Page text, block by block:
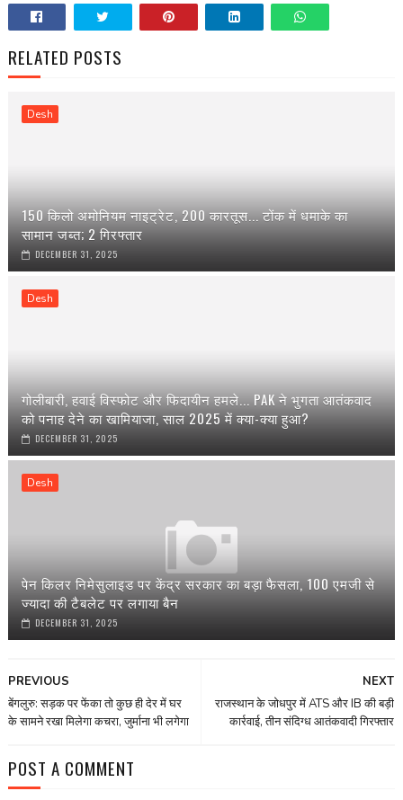
RELATED POSTS
Desh
150 किलो अमोनियम नाइट्रेट, 200 कारतूस... टोंक में धमाके का
सामान जब्त; 2 गिरफ्तार
DECEMBER 31, 2025
Desh
गोलीबारी, हवाई विस्फोट और फिदायीन हमले... PAK ने भुगता आतंकवाद
को पनाह देने का खामियाजा, साल 2025 में क्या-क्या हुआ?
DECEMBER 31, 2025
Desh
पेन किलर निमेसुलाइड पर केंद्र सरकार का बड़ा फैसला, 100 एमजी से
ज्यादा की टैबलेट पर लगाया बैन
DECEMBER 31, 2025
NEXT
राजस्थान के जोधपुर में ATS और IB की बड़ी
कार्रवाई, तीन संदिग्ध आतंकवादी गिरफ्तार
PREVIOUS
बेंगलुरु: सड़क पर फेंका तो कुछ ही देर में घर
के सामने रखा मिलेगा कचरा, जुर्माना भी लगेगा
POST A COMMENT